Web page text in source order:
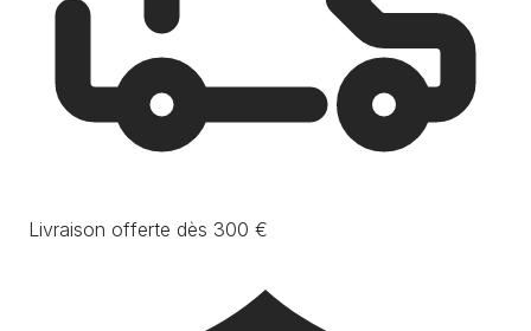
Livraison offerte dès 300 €